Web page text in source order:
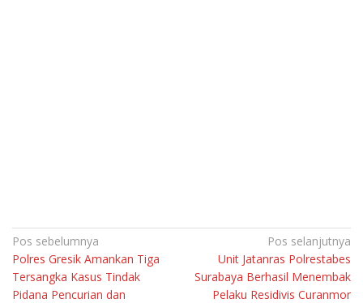
Navigasi
pos
Pos sebelumnya
Polres Gresik Amankan Tiga
Tersangka Kasus Tindak
Pidana Pencurian dan
Pos selanjutnya
Unit Jatanras Polrestabes
Surabaya Berhasil Menembak
Pelaku Residivis Curanmor